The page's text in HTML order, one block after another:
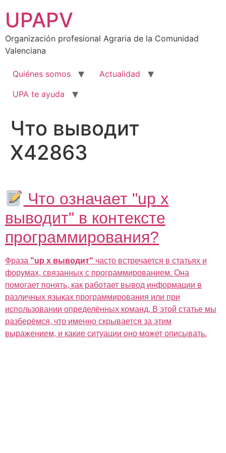
contenido
UPAPV
Organización profesional Agraria de la Comunidad
Valenciana
Quiénes somos
Actualidad
UPA te ayuda
Что выводит
X42863
Что означает "up x
выводит" в контексте
программирования?
Фраза "up x выводит" часто встречается в статьях и
форумах, связанных с программированием. Она
помогает понять, как работает вывод информации в
различных языках программирования или при
использовании определённых команд. В этой статье мы
разберёмся, что именно скрывается за этим
выражением, и какие ситуации оно может описывать.